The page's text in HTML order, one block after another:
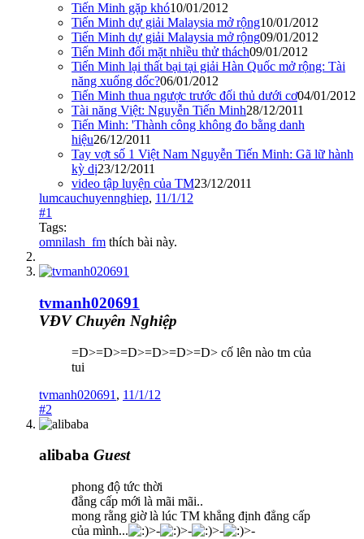
Tiến Minh gặp khó10/01/2012
Tiến Minh dự giải Malaysia mở rộng10/01/2012
Tiến Minh dự giải Malaysia mở rộng09/01/2012
Tiến Minh đối mặt nhiều thử thách09/01/2012
Tiến Minh lại thất bại tại giải Hàn Quốc mở rộng: Tài
năng xuống dốc?06/01/2012
Tiến Minh thua ngược trước đối thủ dưới cơ04/01/2012
Tài năng Việt: Nguyễn Tiến Minh28/12/2011
Tiến Minh: 'Thành công không đo bằng danh
hiệu26/12/2011
Tay vợt số 1 Việt Nam Nguyễn Tiến Minh: Gã lữ hành
kỳ dị23/12/2011
video tập luyện của TM23/12/2011
lumcauchuyennghiep, 11/1/12
#1
Tags:
omnilash_fm thích bài này.
tvmanh020691
VĐV Chuyên Nghiệp
=D>=D>=D>=D>=D>=D> cố lên nào tm của
tui
tvmanh020691 , 11/1/12
#2
alibaba Guest
phong độ tức thời
đẳng cấp mới là mãi mãi..
mong rằng giờ là lúc TM khẳng định đẳng cấp
của mình...
>- >- >-
>-